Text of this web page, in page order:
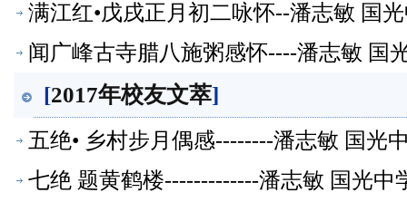
满江红•戊戌正月初二咏怀--潘志敏 国
闻广峰古寺腊八施粥感怀----潘志敏 国
[2017年校友文萃]
五绝• 乡村步月偶感--------潘志敏 国光
七绝 题黄鹤楼-------------潘志敏 国光中